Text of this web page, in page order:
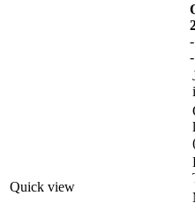
Quick view